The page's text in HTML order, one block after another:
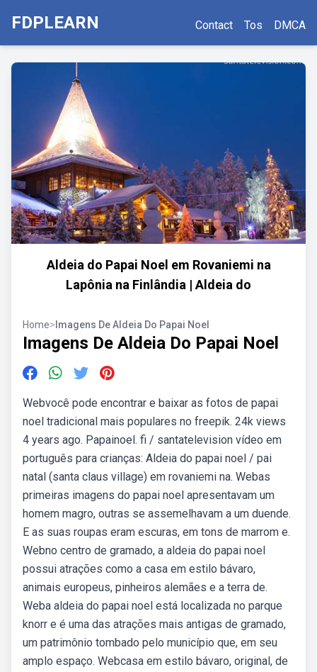
FDPLEARN Contact Tos DMCA
Aldeia do Papai Noel em Rovaniemi na
Lapônia na Finlândia | Aldeia do
Home> Imagens De Aldeia Do Papai Noel
Imagens De Aldeia Do Papai Noel
Webvocê pode encontrar e baixar as fotos de papai
noel tradicional mais populares no freepik. 24k views
4 years ago. Papainoel. fi / santatelevision vídeo em
português para crianças: Aldeia do papai noel / pai
natal (santa claus village) em rovaniemi na. Webas
primeiras imagens do papai noel apresentavam um
homem magro, outras se assemelhavam a um duende.
E as suas roupas eram escuras, em tons de marrom e.
Webno centro de gramado, a aldeia do papai noel
possui atrações como a casa em estilo bávaro,
animais europeus, pinheiros alemães e a terra de.
Weba aldeia do papai noel está localizada no parque
knorr e é uma das atrações mais antigas de gramado,
um patrimônio tombado pelo município que, em seu
amplo espaço. Webcasa em estilo bávaro, original, de